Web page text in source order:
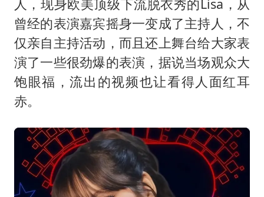
人，现身欧美顶级下流脱衣秀的Lisa，从
曾经的表演嘉宾摇身一变成了主持人，不
仅亲自主持活动，而且还上舞台给大家表
演了一些很劲爆的表演，据说当场观众大
饱眼福，流出的视频也让看得人面红耳
赤。